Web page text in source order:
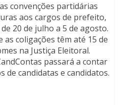
convenções partidárias
aos cargos de prefeito,
20 de julho a 5 de agosto.
as coligações têm até 15 de
na Justiça Eleitoral.
passará a contar
de candidatas e candidatos.